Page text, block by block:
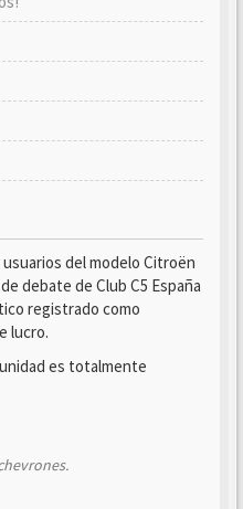
del modelo Citroën
debate de Club C5 España
registrado como
lucro.
es totalmente